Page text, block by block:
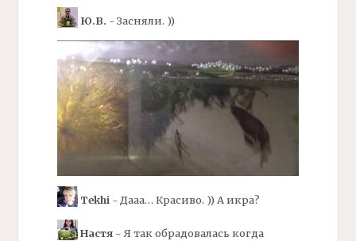
Ю.В. - Засняли. ))
Tekhi- Дааа… Красиво. )) А икра?
Настя- Я так обрадовалась когда